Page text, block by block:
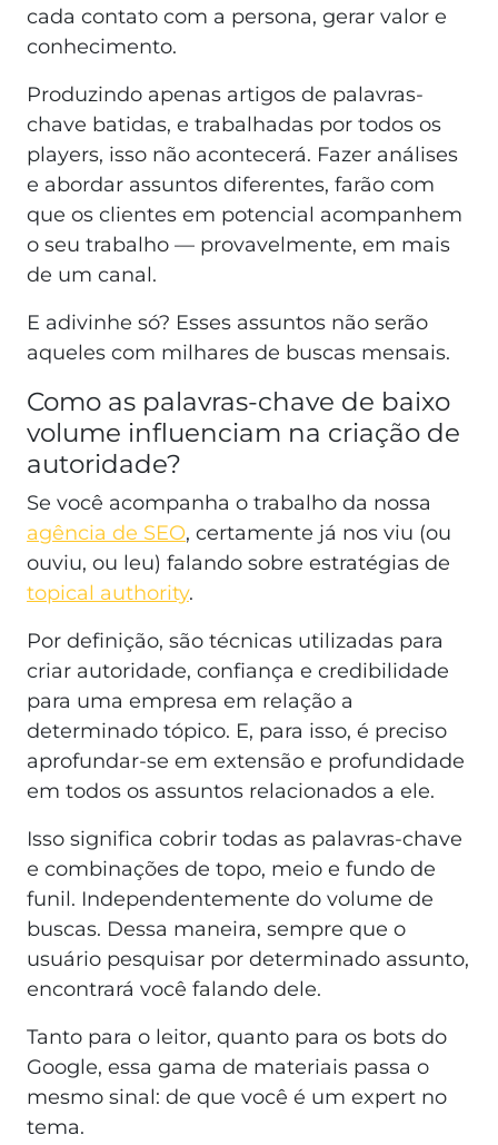
cada contato com a persona, gerar valor e
conhecimento.
Produzindo apenas artigos de palavras-
chave batidas, e trabalhadas por todos os
players, isso não acontecerá. Fazer análises
e abordar assuntos diferentes, farão com
que os clientes em potencial acompanhem
o seu trabalho — provavelmente, em mais
de um canal.
E adivinhe só? Esses assuntos não serão
aqueles com milhares de buscas mensais.
Como as palavras-chave de baixo
volume influenciam na criação de
autoridade?
Se você acompanha o trabalho da nossa
agência de SEO, certamente já nos viu (ou
ouviu, ou leu) falando sobre estratégias de
topical authority.
Por definição, são técnicas utilizadas para
criar autoridade, confiança e credibilidade
para uma empresa em relação a
determinado tópico. E, para isso, é preciso
aprofundar-se em extensão e profundidade
em todos os assuntos relacionados a ele.
Isso significa cobrir todas as palavras-chave
e combinações de topo, meio e fundo de
funil. Independentemente do volume de
buscas. Dessa maneira, sempre que o
usuário pesquisar por determinado assunto,
encontrará você falando dele.
Tanto para o leitor, quanto para os bots do
Google, essa gama de materiais passa o
mesmo sinal: de que você é um expert no
tema.